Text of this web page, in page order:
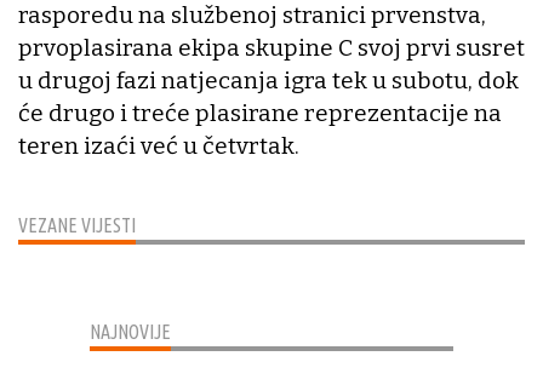
VEZANE VIJESTI
rasporedu na službenoj stranici prvenstva,
prvoplasirana ekipa skupine C svoj prvi susret
u drugoj fazi natjecanja igra tek u subotu, dok
će drugo i treće plasirane reprezentacije na
teren izaći već u četvrtak.
NAJNOVIJE